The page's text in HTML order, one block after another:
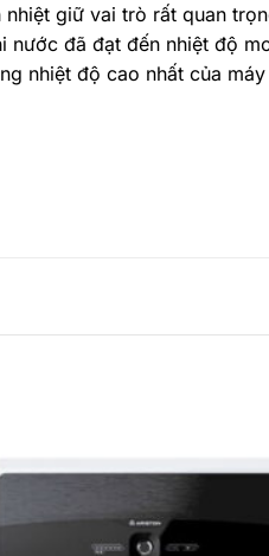
giữ vai trò rất quan
nước đã đạt đến nhiệt độ
nhiệt độ cao nhất của